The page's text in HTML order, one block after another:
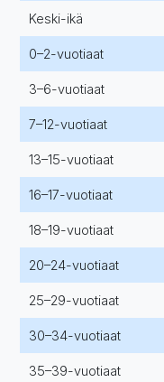
Keski-ikä
0–2-vuotiaat
3–6-vuotiaat
7–12-vuotiaat
13–15-vuotiaat
16–17-vuotiaat
18–19-vuotiaat
20–24-vuotiaat
25–29-vuotiaat
30–34-vuotiaat
35–39-vuotiaat